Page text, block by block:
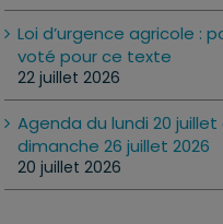
Loi d’urgence agricole :
voté pour ce texte
22 juillet 2026
Agenda du lundi 20 juillet
dimanche 26 juillet 2026
20 juillet 2026